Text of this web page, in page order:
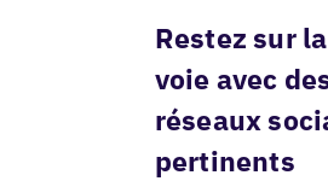
Restez sur
voie avec
réseaux
pertinents